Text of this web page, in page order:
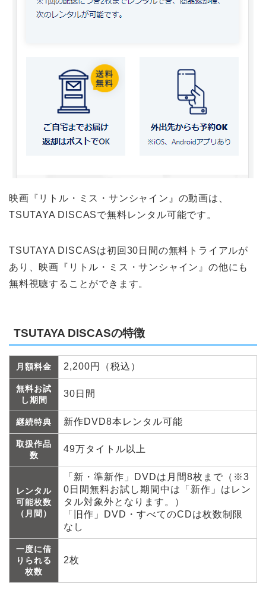
映画『リトル・ミス・サンシャイン』の動画は、
TSUTAYA DISCASで無料レンタル可能です。
TSUTAYA DISCASは初回30日間の無料トライアルが
あり、映画『リトル・ミス・サンシャイン』の他にも
無料視聴することができます。
TSUTAYA DISCASの特徴
月額料金 2,200円（税込）
無料お試
し期間
30日間
継続特典 新作DVD8本レンタル可能
取扱作品
数
49万タイトル以上
レンタル
可能枚数
（月間）
「新・準新作」DVDは月間8枚まで（※3
0日間無料お試し期間中は「新作」はレン
タル対象外となります。）
「旧作」DVD・すべてのCDは枚数制限
なし
一度に借
りられる
枚数
2枚